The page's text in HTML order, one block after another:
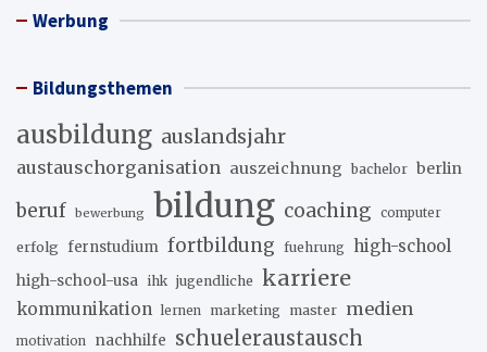
Werbung
Bildungsthemen
ausbildung auslandsjahr
austauschorganisation auszeichnung bachelor berlin
beruf bewerbung bildung coaching computer
erfolg fernstudium fortbildung fuehrung high-school
high-school-usa ihk jugendliche karriere
kommunikation lernen marketing master medien
motivation nachhilfe schueleraustausch